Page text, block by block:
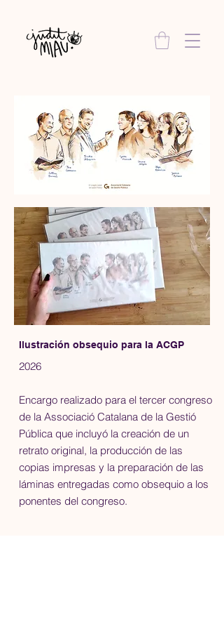
Ilustración obsequio para la ACGP
2026
Encargo realizado para el tercer congreso
de la Associació Catalana de la Gestió
Pública que incluyó la creación de un
retrato original, la producción de las
copias impresas y la preparación de las
láminas entregadas como obsequio a los
ponentes del congreso.